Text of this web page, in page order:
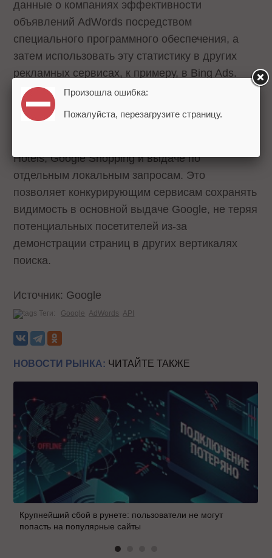
данные о компаниях эффективности
объявлений AdWords посредством
специального программного обеспечения, а
затем использовать эту статистику в других
рекламных сервисах, к примеру, в Bing Ads.
Также сайты смогут по-прежнему скрывать
свой индексированный контент от появления в
Hotels, Google Shopping и выдаче по
отдельным локальным запросам. Это
позволяет конкурирующим сервисам сохранять
видимость в основной выдаче Google, не теряя
потенциальных посетителей из-за
демонстрации страниц в других вертикалях
поиска.
Источник: Google
Теги: Google AdWords API
НОВОСТИ РЫНКА: ЧИТАЙТЕ ТАКЖЕ
Крупнейший сбой в рунете: пользователи не могут
попасть на популярные сайты
Произошла ошибка:
Пожалуйста, перезагрузите страницу.